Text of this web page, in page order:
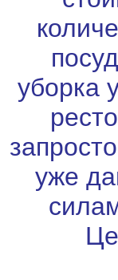
уборка
уже